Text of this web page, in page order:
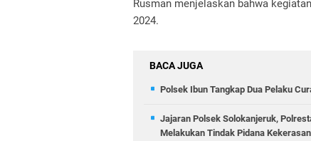
Rusman menjelaskan bahwa
2024.
BACA JUGA
Polsek Ibun Tangkap Dua Pelaku
Jajaran Polsek Solokanjeruk,
Melakukan Tindak Pidana